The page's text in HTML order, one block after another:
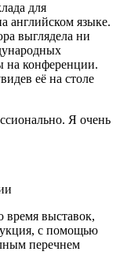
для
английском языке.
выглядела ни
на конференции.
её на столе
Я очень
время выставок,
с помощью
перечнем